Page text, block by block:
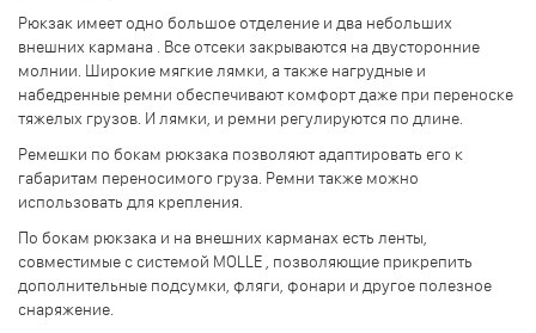
Рюкзак имеет одно большое отделение и два небольших
внешних кармана . Все отсеки закрываются на двусторонние
молнии. Широкие мягкие лямки, а также нагрудные и
набедренные ремни обеспечивают комфорт даже при переноске
тяжелых грузов. И лямки, и ремни регулируются по длине.
Ремешки по бокам рюкзака позволяют адаптировать его к
габаритам переносимого груза. Ремни также можно
использовать для крепления.
По бокам рюкзака и на внешних карманах есть ленты,
совместимые с системой MOLLE , позволяющие прикрепить
дополнительные подсумки, фляги, фонари и другое полезное
снаряжение.